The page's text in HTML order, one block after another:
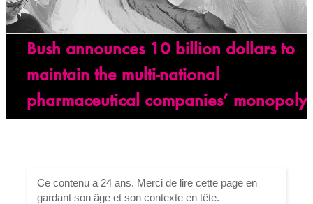
Bush announces 10 billion dollars to
maintain the multi-national
pharmaceutical companies’ monopoly
Ce contenu a 24 ans. Merci de lire cette page en
gardant son âge et son contexte en tête.